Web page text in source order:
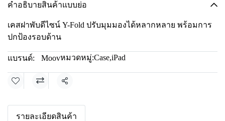
คำอธิบายสินค้าแบบย่อ
เคสฝาพับดีไซน์ Y-Fold ปรับมุมมองได้หลากหลาย พร้อมการ
ปกป้องรอบด้าน
แบรนด์: Moovหมวดหมู่:Case,iPad
แชร์
รายละเอียดสินค้า